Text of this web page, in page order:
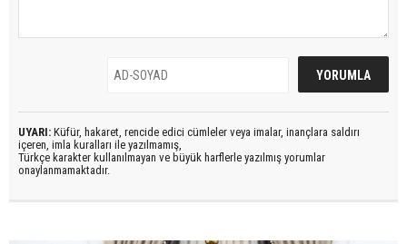
UYARI: Küfür, hakaret, rencide edici cümleler veya imalar, inançlara saldırı
içeren, imla kuralları ile yazılmamış,
Türkçe karakter kullanılmayan ve büyük harflerle yazılmış yorumlar
onaylanmamaktadır.